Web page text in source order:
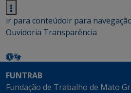
ir para conteúdoir para
Ouvidoria Transparência
FUNTRAB
Fundação de Trabalho de Mato